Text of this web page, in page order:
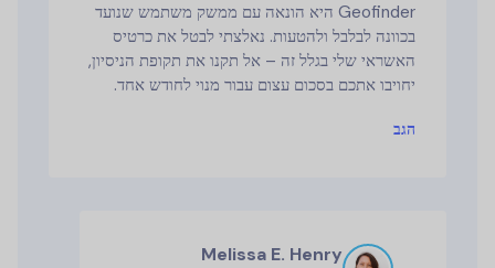
Geofinder היא הונאה עם ממשק משתמש שנועד
בכוונה לבלבל ולהטעות. נאלצתי לבטל את כרטיס
האשראי שלי בגלל זה – אל תקנו את תקופת הניסיון,
יחויבו אתכם בסכום עצום עבור מנוי לחודש אחד.
הגב
Melissa E. Henry